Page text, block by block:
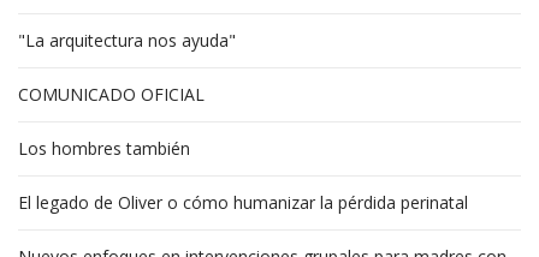
"La arquitectura nos ayuda"
COMUNICADO OFICIAL
Los hombres también
El legado de Oliver o cómo humanizar la pérdida perinatal